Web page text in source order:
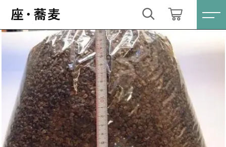
そば殻１ｋｇ／滅菌済み
数量
550円（税込）
ログイン / 会員登録
お気に入り
すべての商品
すべて
そば茶
そば粉
キーワード検索
こだわり検索
親カテゴリ